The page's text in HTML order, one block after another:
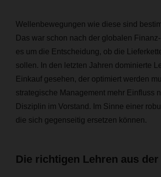
Wellenbewegungen wie diese sind
Das war schon nach der globalen
es um die Entscheidung, ob die
sollen. In den letzten Jahren dominierte
Einkauf gesehen, der optimiert werden
strategische Management mehr Einfluss
Disziplin im Vorstand. Im Sinne einer
die sich gegenseitig ersetzen können.
Die richtigen Lehren aus